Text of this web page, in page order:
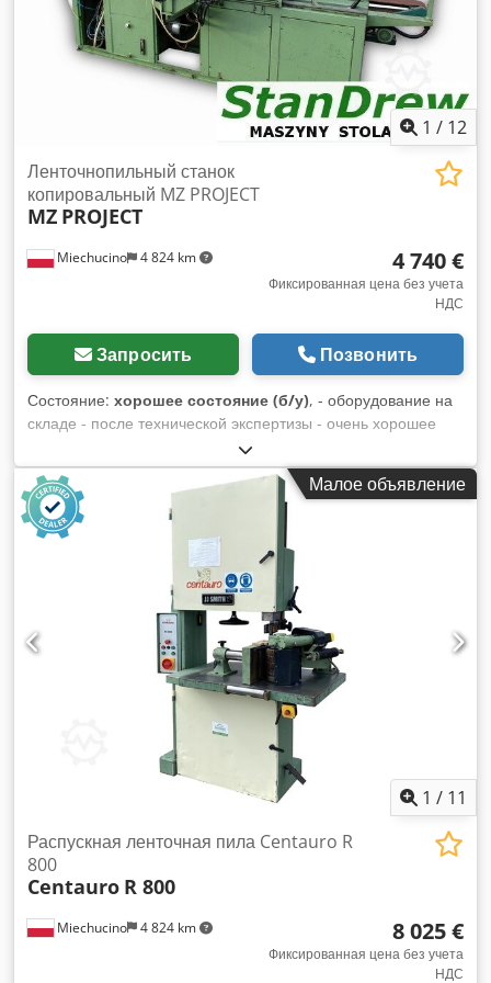
1 / 12
Miechucino 4 824 km
Ленточнопильный станок
копировальный MZ PROJECT
MZ PROJECT
4 740 €
Фиксированная цена без учета
НДС
Запросить Позвонить
Состояние: хорошее состояние (б/у), - оборудование на
складе - после технической экспертизы - очень хорошее
состояние - идеально подходит для производства стульев
ТЕХНИЧЕСКИЕ ПАРАМЕТРЫ: - главный двигатель 7,5 кВт -
две землянки - пневматическое управление буровой
вышкой - пневматические раскопки - диаметр колеса 850
мм - ширина ленты 40 мм - максимальная длина элемента
1300 мм - максимальная ширина элемента 800 мм -
максимальная высота 120 мм - два пневматических
боковых зажима - два пневматических рабочих расстояния
- непрерывная подача - гидравлическое питание Dcsdpfsd
Dc E Aox Alnsk - двигатель насоса 1,85 кВт - приёмный
конвейер 180 мм x 2000 мм - ленточный конвейер 0,25 кВт
- центральная смазка Размеры машины: - длина 400 см -
230 см ширина - высота 250 см - вес ~ 2000 кг
Малое объявление
1 / 11
Miechucino 4 824 km
Распускная ленточная пила Centauro R
800
Centauro R 800
8 025 €
Фиксированная цена без учета
НДС